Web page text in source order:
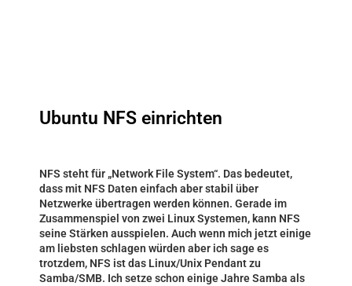
Ubuntu NFS einrichten
NFS steht für „Network File System“. Das bedeutet,
dass mit NFS Daten einfach aber stabil über
Netzwerke übertragen werden können. Gerade im
Zusammenspiel von zwei Linux Systemen, kann NFS
seine Stärken ausspielen. Auch wenn mich jetzt einige
am liebsten schlagen würden aber ich sage es
trotzdem, NFS ist das Linux/Unix Pendant zu
Samba/SMB. Ich setze schon einige Jahre Samba als